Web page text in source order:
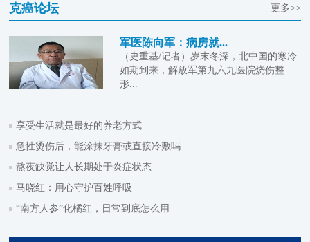
克癌论坛 更多>>
军医陈向军：病房就...
（史重基/记者）岁末冬深，北中国的寒冷
如期到来，解放军第九六九医院烧伤整
形...
享受生活就是最好的养老方式
急性烫伤后，能涂抹牙膏或直接冷敷吗
熬夜缺觉让人长期处于炎症状态
马晓红：用心守护百姓呼吸
“南方人参”化橘红，日常到底怎么用